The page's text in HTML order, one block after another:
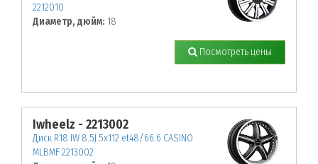
2212010
Диаметр, дюйм: 18
Посмотреть цены
Iwheelz - 2213002
Диск R18 IW 8.5J 5х112 et48/66.6 CASINO
MLBMF 2213002